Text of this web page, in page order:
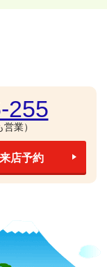
255
業）
来店予約